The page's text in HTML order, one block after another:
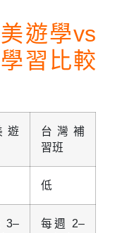
遊學vs
習比較
遊
台灣補
習班
低
3–
每週 2–